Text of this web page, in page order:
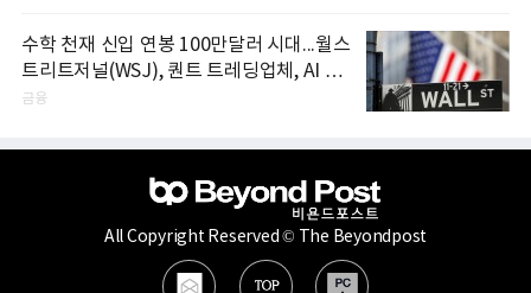
수학 천재 신입 연봉 100만달러 시대...월스
트리트저널(WSJ), 퀀트 트레딩업체, AI 기
업들 인재 확보 경쟁
금융
All Copyright Reserved © The Beyondpost